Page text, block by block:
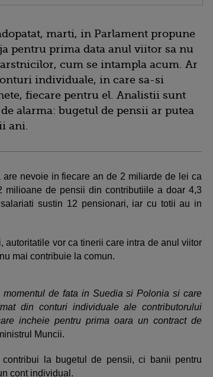
marti, in Parlament propune
pentru prima data anul viitor sa nu
cum se intampla acum. Ar
individuale, in care sa-si
fiecare pentru el. Analistii sunt
alarma: bugetul de pensii ar putea
ani.
nevoie in fiecare an de 2 miliarde de lei ca
milioane de pensii din contributiile a doar 4,3
sustin 12 pensionari, iar cu totii au in
autoritatile vor ca tinerii care intra de anul viitor
mai contribuie la comun.
de fata in Suedia si Polonia si care
din conturi individuale ale contributorului
incheie pentru prima oara un contract de
Muncii.
la bugetul de pensii, ci banii pentru
cont individual.